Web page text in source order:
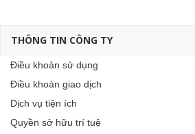
THÔNG TIN CÔNG TY
Điều khoản sử dụng
Điều khoản giao dịch
Dịch vụ tiện ích
Quyền sở hữu trí tuệ